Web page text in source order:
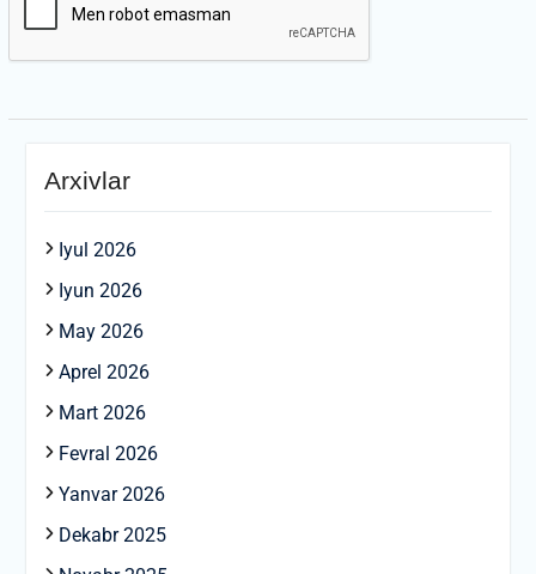
Arxivlar
Iyul 2026
Iyun 2026
May 2026
Aprel 2026
Mart 2026
Fevral 2026
Yanvar 2026
Dekabr 2025